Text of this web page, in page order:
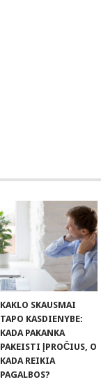
KAKLO SKAUSMAI
TAPO KASDIENYBE:
KADA PAKANKA
PAKEISTI ĮPROČIUS, O
KADA REIKIA
PAGALBOS?